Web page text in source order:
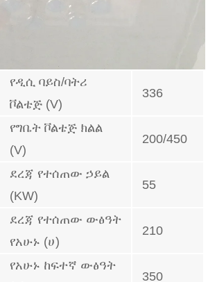
የዲሲ ባይስ/ባትሪ
ቮልቴጅ (V)
336
የግቤት ቮልቴጅ ክልል
(V)
200/450
ደረጃ የተሰጠው ኃይል
(KW)
55
ደረጃ የተሰጠው ውፅዓት
የአሁኑ (ሀ)
210
የአሁኑ ከፍተኛ ውፅዓት
350